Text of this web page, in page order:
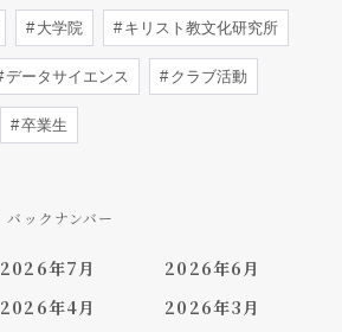
大学院 キリスト教文化研究所
データサイエンス クラブ活動
卒業生
バックナンバー
2026年7月
2026年6月
2026年4月
2026年3月